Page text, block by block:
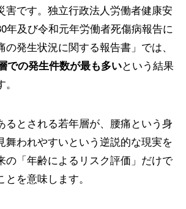
害です。独立行政法人労働者健康安
年及び令和元年労働者死傷病報告に
発生状況に関する報告書」では、
での発生件数が最も多いという結果
るとされる若年層が、腰痛という身
舞われやすいという逆説的な現実を
の「年齢によるリスク評価」だけで
を意味します。